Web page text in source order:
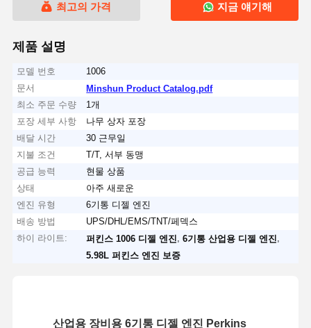
최고의 가격 지금 얘기해
제품 설명
모델 번호
1006
문서
Minshun Product Catalog.pdf
최소 주문 수량
1개
포장 세부 사항
나무 상자 포장
배달 시간
30 근무일
지불 조건
T/T, 서부 동맹
공급 능력
현물 상품
상태
아주 새로운
엔진 유형
6기통 디젤 엔진
배송 방법
UPS/DHL/EMS/TNT/페덱스
하이 라이트:
퍼킨스 1006 디젤 엔진 ,6기통 산업용 디젤 엔진
5.98L 퍼킨스 엔진 보증
산업용 장비용 6기통 디젤 엔진 Perkins